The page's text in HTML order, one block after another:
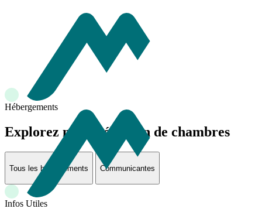
Hébergements
Explorez notre sélection de chambres
Tous les hébergements Communicantes
Infos Utiles